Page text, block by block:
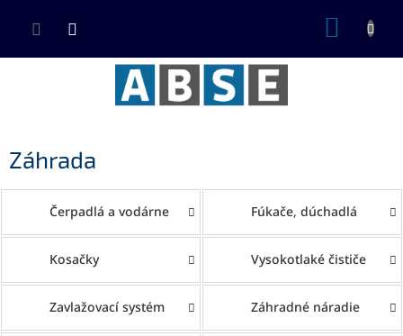
Záhrada
Čerpadlá a vodárne Fúkače, dúchadlá
Kosačky Vysokotlaké čističe
Zavlažovací systém Záhradné náradie